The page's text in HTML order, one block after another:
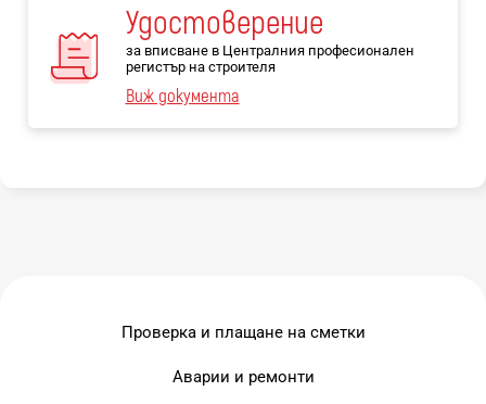
Удостоверение
за вписване в Централния професионален
регистър на строителя
Виж документа
Проверка и плащане на сметки
Аварии и ремонти